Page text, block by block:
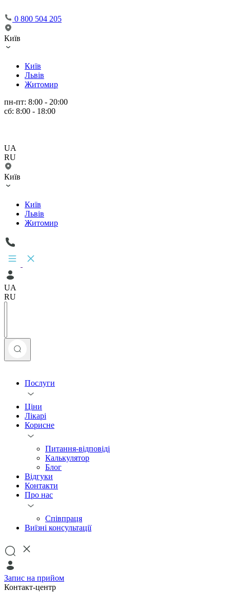
0 800 504 205
Київ
Київ
Львів
Житомир
пн-пт: 8:00 - 20:00
сб: 8:00 - 18:00
UA
RU
Київ
Київ
Львів
Житомир
UA
RU
Послуги
Ціни
Лікарі
Корисне
Питання-відповіді
Калькулятор
Блог
Відгуки
Контакти
Про нас
Співпраця
Виїзні консультації
Запис на прийом
Контакт-центр